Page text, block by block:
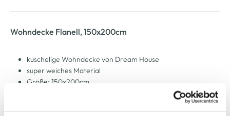
Wohndecke Flanell, 150x200cm
kuschelige Wohndecke von Dream House
super weiches Material
Größe: 150x200cm